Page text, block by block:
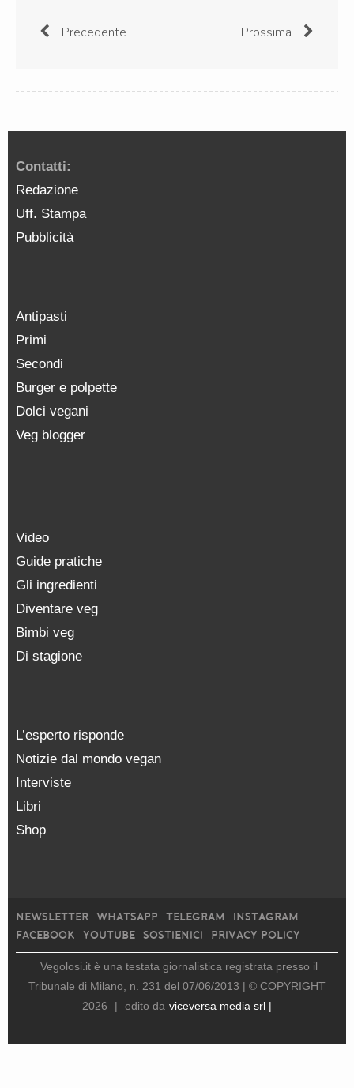
Precedente Prossima
Contatti:
Redazione
Uff. Stampa
Pubblicità
Antipasti
Primi
Secondi
Burger e polpette
Dolci vegani
Veg blogger
Video
Guide pratiche
Gli ingredienti
Diventare veg
Bimbi veg
Di stagione
L’esperto risponde
Notizie dal mondo vegan
Interviste
Libri
Shop
NEWSLETTER WHATSAPP TELEGRAM
INSTAGRAM
FACEBOOK
YOUTUBE SOSTIENICI PRIVACY POLICY
Vegolosi.it è una testata giornalistica registrata presso il
Tribunale di Milano, n. 231 del 07/06/2013 | © COPYRIGHT
2026
| edito da viceversa media srl |